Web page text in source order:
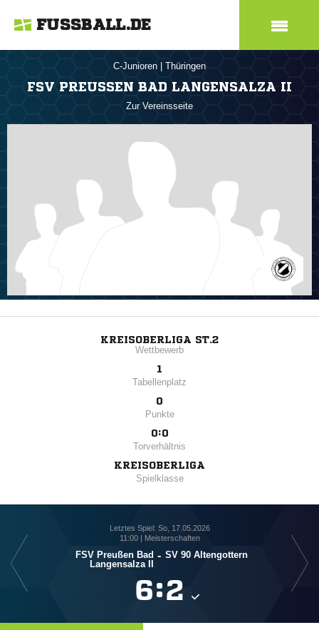
FUSSBALL.DE
C-Junioren Thüringen
FSV PREUSSEN BAD LANGENSALZA II
Zur Vereinsseite
KREISOBERLIGA ST.2
Wettbewerb
1
Tabellenplatz
0
Punkte
0:0
Torverhältnis
KREISOBERLIGA
Spielklasse
Letztes Spiel: So, 17.05.2026
11:00 | Meisterschaften
FSV Preußen Bad
Langensalza II
- SV 90 Altengottern
: